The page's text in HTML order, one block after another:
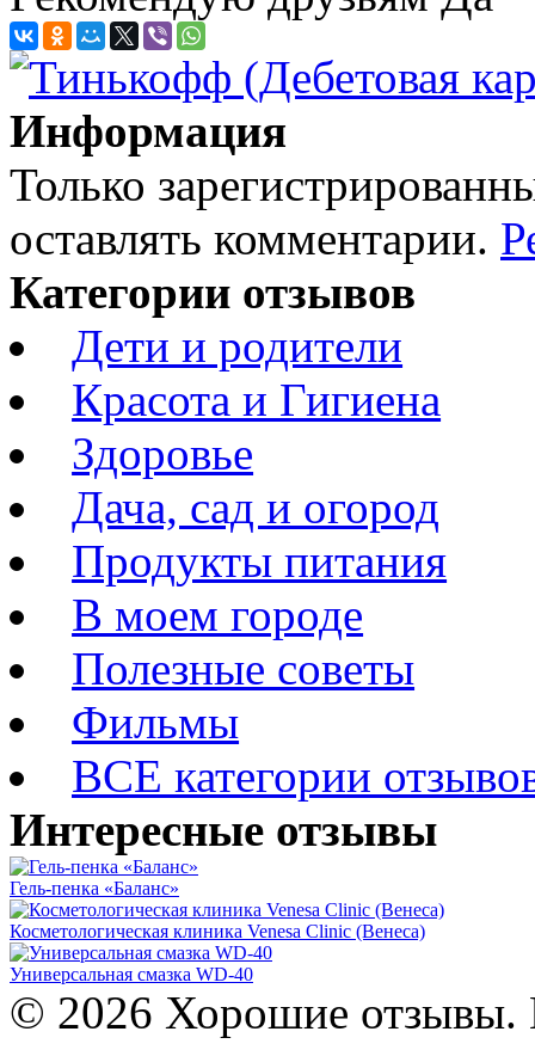
Информация
Только
оставлять комментарии.
Категории отзывов
Дети и родители
Красота и Гигиена
Здоровье
Дача, сад и огород
Продукты питания
В моем городе
Полезные советы
Фильмы
ВСЕ категории
Интересные отзывы
Гель-пенка «Баланс»
Косметологическая клиника Venesa Clinic (Венеса)
Универсальная смазка WD-40
© 2026 Хорошие отзывы.